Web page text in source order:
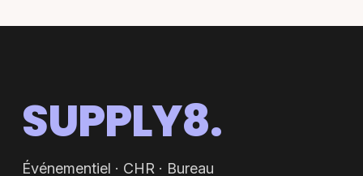
SUPPLY8.
Événementiel · CHR · Bureau